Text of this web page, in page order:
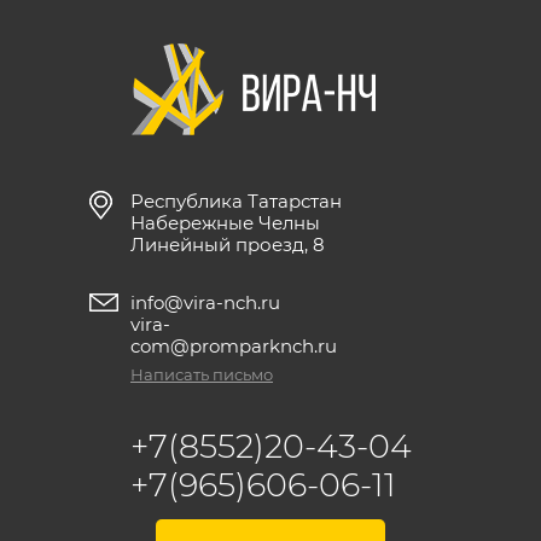
Республика Татарстан
Набережные Челны
Линейный проезд, 8
info@vira-nch.ru
vira-
com@promparknch.ru
Написать письмо
+7(8552)20-43-04
+7(965)606-06-11